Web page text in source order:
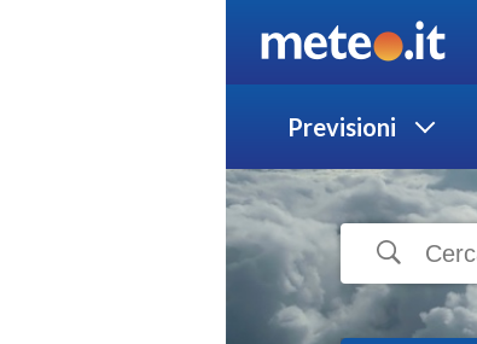
Previsioni